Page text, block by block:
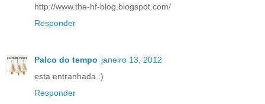
http://www.the-hf-blog.blogspot.com/
Responder
Palco do tempo janeiro 13, 2012
esta entranhada :)
Responder